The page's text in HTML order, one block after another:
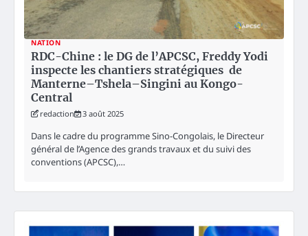
NATION
RDC-Chine : le DG de l’APCSC, Freddy Yodi
inspecte les chantiers stratégiques de
Manterne–Tshela–Singini au Kongo-
Central
redaction 3 août 2025
Dans le cadre du programme Sino-Congolais, le Directeur
général de l’Agence des grands travaux et du suivi des
conventions (APCSC),…